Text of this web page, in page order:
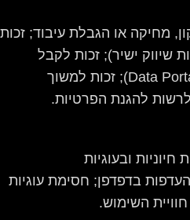
מחיקה או הגבלת עיבוד; זכות
שיווק ישיר); זכות לקבל
העתק אלקטרוני נייד (Data Portability); זכות למשוך
להגנת הפרטיות.
ובעוגיות
בדפדפן; חסימת עוגיות
השימוש.